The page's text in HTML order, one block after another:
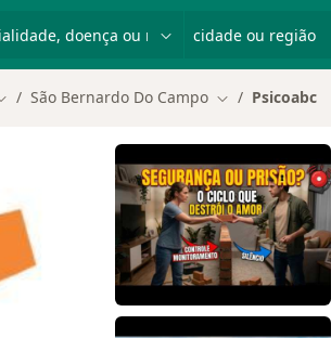
de cidade
São Bernardo Do Campo Mudar de cidade
Psicoabc